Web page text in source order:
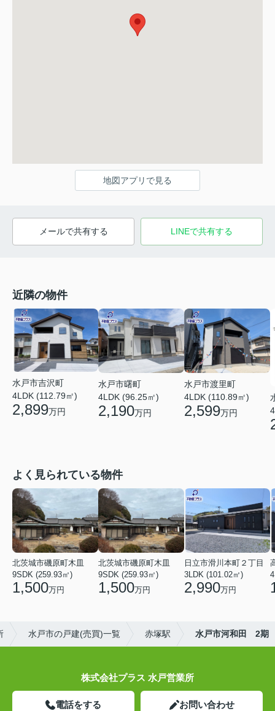
地図アプリで見る
メールで共有する LINEで共有する
近隣の物件
水戸市吉沢町
4LDK (112.79㎡)
2,899万円
水戸市曙町
4LDK (96.25㎡)
2,190万円
水戸市渡里町
4LDK (110.89㎡)
2,599万円
よく見られている物件
北茨城市磯原町木皿
9SDK (259.93㎡)
1,500万円
北茨城市磯原町木皿
9SDK (259.93㎡)
1,500万円
日立市滑川本町２丁目
3LDK (101.02㎡)
2,990万円
水戸市の戸建(売買)一覧 赤塚駅 水戸市河和田 2期
株式会社プラス 水戸営業所
電話をする お問い合わせ